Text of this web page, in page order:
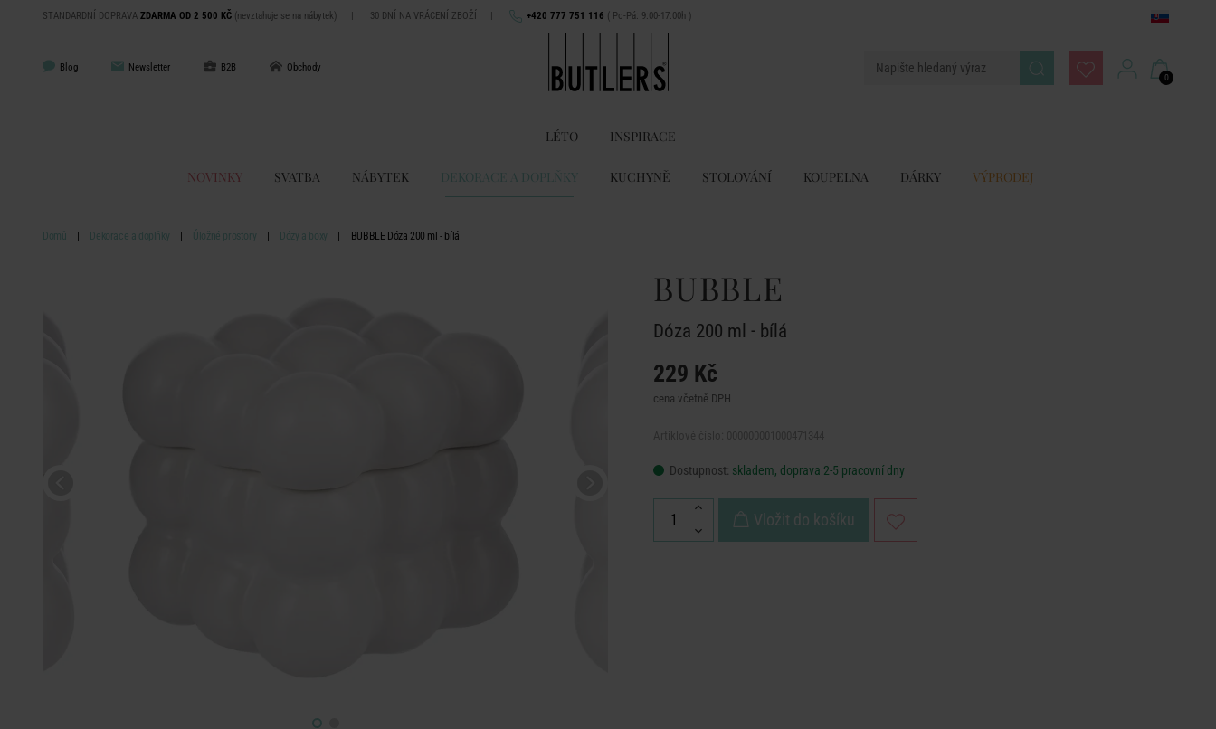
STANDARDNÍ DOPRAVA ZDARMA OD 2 500 KČ (nevztahuje se na nábytek) | 30 DNÍ NA VRÁCENÍ ZBOŽÍ | +420 777 751 116 ( Po-Pá: 9:00-17:00h )
Blog Newsletter B2B Obchody
0
LÉTO INSPIRACE
NOVINKY SVATBA NÁBYTEK DEKORACE A DOPLŇKY KUCHYNĚ STOLOVÁNÍ KOUPELNA DÁRKY VÝPRODEJ
Domů Dekorace a doplňky Úložné prostory Dózy a boxy BUBBLE Dóza 200 ml - bílá
BUBBLE
Dóza 200 ml - bílá
229 Kč
cena včetně DPH
Dostupnost: skladem, doprava 2-5 pracovní dny
Vložit do košíku